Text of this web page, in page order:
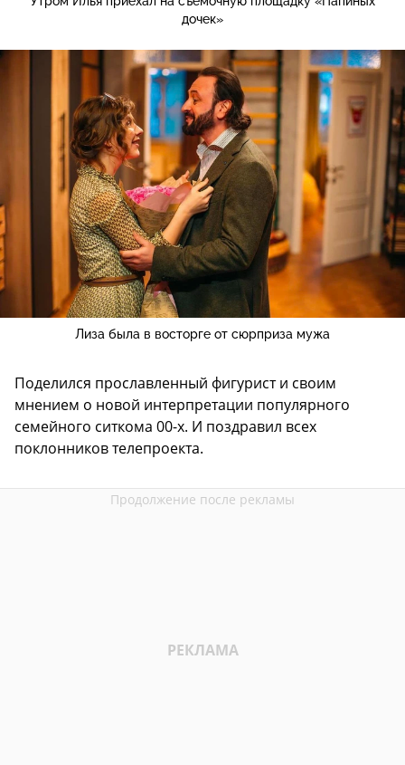
дочек»
Лиза была в восторге от сюрприза мужа
Поделился прославленный фигурист и своим
мнением о новой интерпретации популярного
семейного ситкома 00-х. И поздравил всех
поклонников телепроекта.